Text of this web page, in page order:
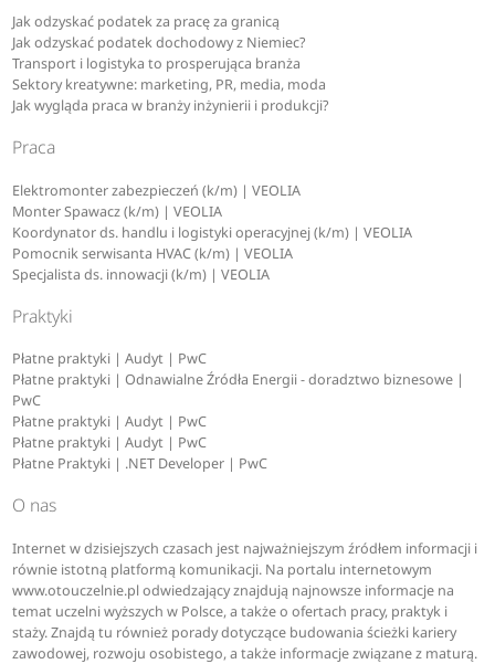
Jak odzyskać podatek za pracę za granicą
Jak odzyskać podatek dochodowy z Niemiec?
Transport i logistyka to prosperująca branża
Sektory kreatywne: marketing, PR, media, moda
Jak wygląda praca w branży inżynierii i produkcji?
Praca
Elektromonter zabezpieczeń (k/m) | VEOLIA
Monter Spawacz (k/m) | VEOLIA
Koordynator ds. handlu i logistyki operacyjnej (k/m) | VEOLIA
Pomocnik serwisanta HVAC (k/m) | VEOLIA
Specjalista ds. innowacji (k/m) | VEOLIA
Praktyki
Płatne praktyki | Audyt | PwC
Płatne praktyki | Odnawialne Źródła Energii - doradztwo biznesowe |
PwC
Płatne praktyki | Audyt | PwC
Płatne praktyki | Audyt | PwC
Płatne Praktyki | .NET Developer | PwC
O nas
Internet w dzisiejszych czasach jest najważniejszym źródłem informacji i
równie istotną platformą komunikacji. Na portalu internetowym
www.otouczelnie.pl odwiedzający znajdują najnowsze informacje na
temat uczelni wyższych w Polsce, a także o ofertach pracy, praktyk i
staży. Znajdą tu również porady dotyczące budowania ścieżki kariery
zawodowej, rozwoju osobistego, a także informacje związane z maturą.